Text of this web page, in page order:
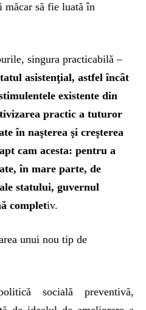
să fie luată în
singura practicabilă –
asistenţial, astfel încât
existente din
practic a tuturor
în naşterea şi creşterea
cam acesta: pentru a
în mare parte, de
statului, guvernul
completiv.
unui nou tip de
socială preventivă,